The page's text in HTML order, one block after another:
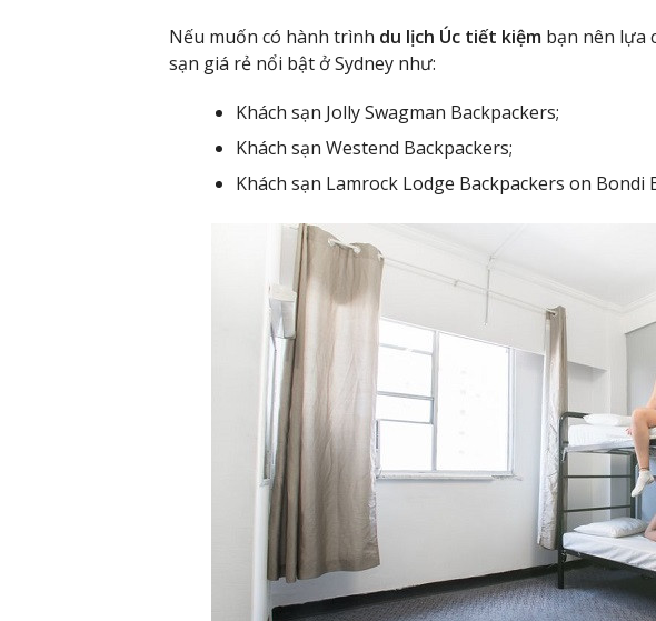
Nếu muốn có hành trình du lịch Úc tiết kiệm bạn nên lựa
sạn giá rẻ nổi bật ở Sydney như:
Khách sạn Jolly Swagman Backpackers;
Khách sạn Westend Backpackers;
Khách sạn Lamrock Lodge Backpackers on Bondi